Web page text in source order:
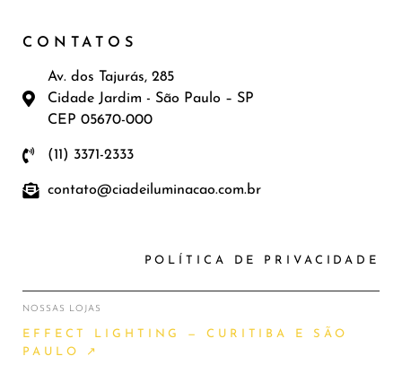
CONTATOS
Av. dos Tajurás, 285
Cidade Jardim - São Paulo – SP
CEP 05670-000
(11) 3371-2333
contato@ciadeiluminacao.com.br
POLÍTICA DE PRIVACIDADE
NOSSAS LOJAS
EFFECT LIGHTING — CURITIBA E SÃO
PAULO ↗